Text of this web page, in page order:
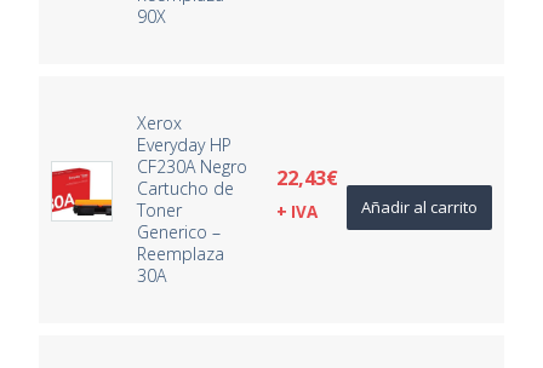
90X
Xerox
Everyday HP
CF230A Negro
Cartucho de
Toner
Generico –
Reemplaza
30A
22,43€
+ IVA Añadir al carrito